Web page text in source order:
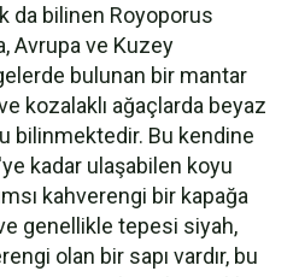
da bilinen Royoporus
Avrupa ve Kuzey
bulunan bir mantar
kozalaklı ağaçlarda beyaz
bilinmektedir. Bu kendine
kadar ulaşabilen koyu
kahverengi bir kapağa
genellikle tepesi siyah,
olan bir sapı vardır, bu